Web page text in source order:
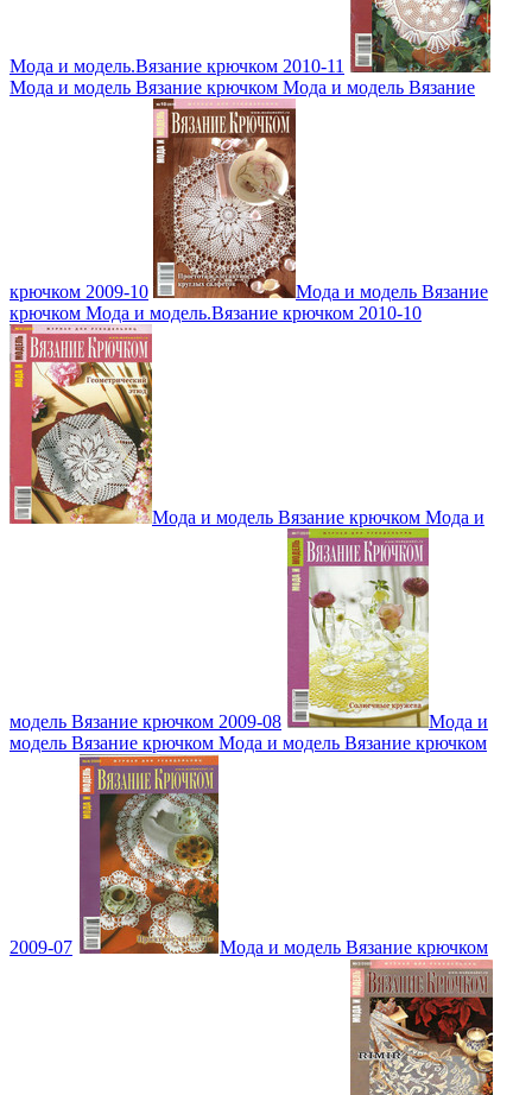
Мода и модель.Вязание крючком 2010-11
Мода и модель Вязание крючком Мода и модель Вязание
крючком 2009-10
Мода и модель Вязание
крючком Мода и модель.Вязание крючком 2010-10
Мода и модель Вязание крючком Мода и
модель Вязание крючком 2009-08
Мода и
модель Вязание крючком Мода и модель Вязание крючком
2009-07 Мода и модель Вязание крючком